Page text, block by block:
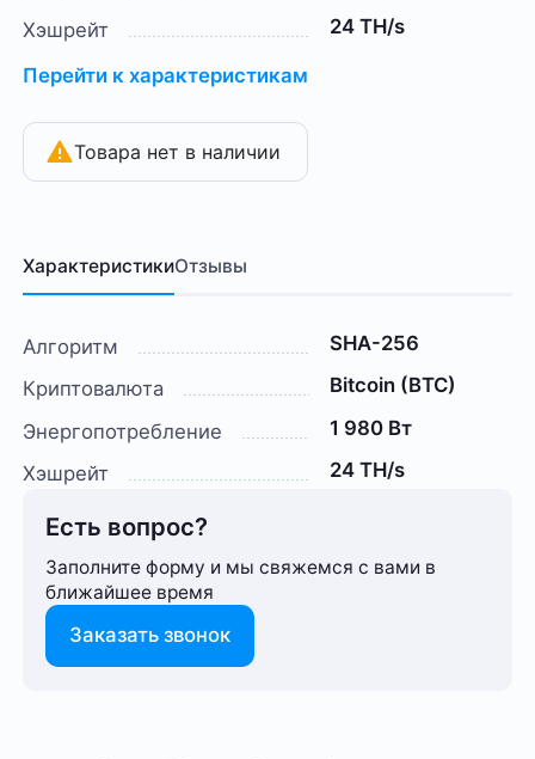
Хэшрейт
24 TH/s
Перейти к характеристикам
Товара нет в наличии
ХарактеристикиОтзывы
Алгоритм
SHA-256
Криптовалюта
Bitcoin (BTC)
Энергопотребление
1 980 Вт
Хэшрейт
24 TH/s
Есть вопрос?
Заполните форму и мы свяжемся с вами в
ближайшее время
Заказать звонок